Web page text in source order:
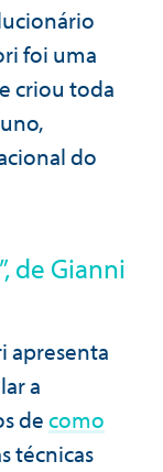
foi uma
criou toda
do
de Gianni
apresenta
a
decomo
técnicas